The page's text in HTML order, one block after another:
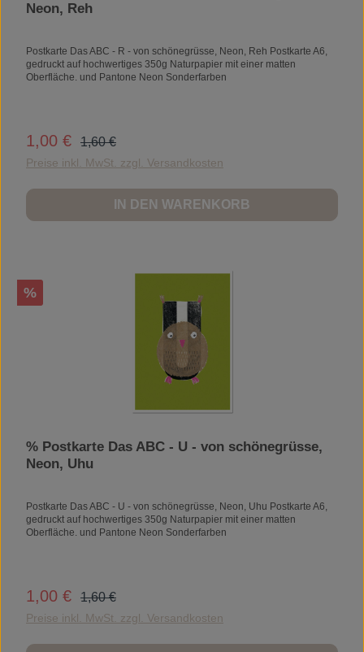
Neon, Reh
Postkarte Das ABC - R - von schönegrüsse, Neon, Reh Postkarte A6,
gedruckt auf hochwertiges 350g Naturpapier mit einer matten
Oberfläche. und Pantone Neon Sonderfarben
Verkaufspreis:
1,00 € Regulärer Preis:
1,60 €
Preise inkl. MwSt. zzgl. Versandkosten
IN DEN WARENKORB
Rabatt
%
% Postkarte Das ABC - U - von schönegrüsse,
Neon, Uhu
Postkarte Das ABC - U - von schönegrüsse, Neon, Uhu Postkarte A6,
gedruckt auf hochwertiges 350g Naturpapier mit einer matten
Oberfläche. und Pantone Neon Sonderfarben
Verkaufspreis:
1,00 € Regulärer Preis:
1,60 €
Preise inkl. MwSt. zzgl. Versandkosten